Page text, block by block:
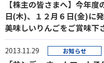
【株主の皆さまへ】今年
日(木)、１２月６日(金)に
美味しいりんごをご賞味下
2013.11.29 お知らせ